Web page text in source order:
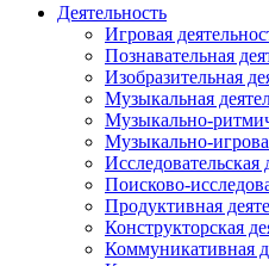
Деятельность
Игровая
Познавательная
Изобразительная
Музыкальная
Музыкально-
Музыкально-
Исследовательская
Поисково-
Продуктивная
Конструкторская
Коммуникативная